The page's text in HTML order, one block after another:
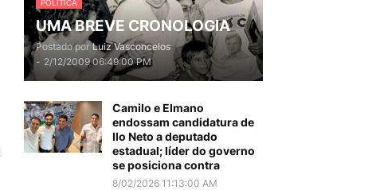
POLITICA
UMA BREVE CRONOLOGIA
Postado por Luiz Vasconcelos
- 2/12/2009 06:49:00 PM
Camilo e Elmano
endossam candidatura de
Ilo Neto a deputado
estadual; líder do governo
se posiciona contra
8/02/2026 11:13:00 AM